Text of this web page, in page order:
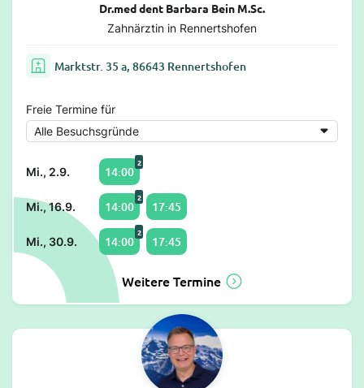
Dr.med dent Barbara Bein M.Sc.
Zahnärztin in Rennertshofen
Marktstr. 35 a, 86643 Rennertshofen
Freie Termine für
Mi., 2.9. 14:00
2
Mi., 16.9. 14:00
2
17:45
Mi., 30.9. 14:00
2
17:45
Weitere Termine